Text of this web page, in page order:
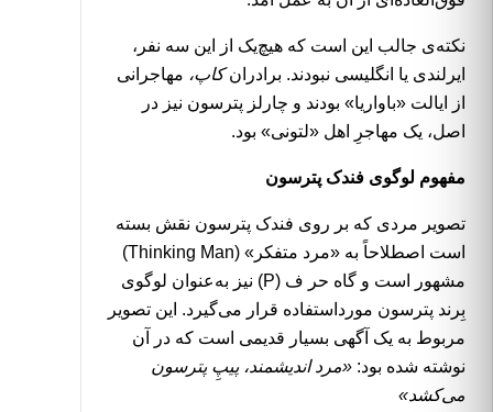
نکته‌ی جالب این است که هیچ‌یک از این سه نفر،
ایرلندی یا انگلیسی نبودند. برادرانکاپ، مهاجرانی
از ایالت «باواریا» بودند و چارلز پترسون نیز در
اصل، یک مهاجرِ اهل «لتونی» بود.
مفهوم لوگوی فندک پترسون
تصویر مردی که بر روی فندک پترسون نقش بسته
است اصطلاحاً به «مرد متفکر» (Thinking Man)
مشهور است و گاه حر ف (P) نیز به‌عنوان لوگوی
بِرند پترسون مورداستفاده قرار می‌گیرد. این تصویر
مربوط به یک آگهی بسیار قدیمی است که در آن
نوشته شده بود: «مرد اندیشمند، پیپِ پترسون
می‌کشد»